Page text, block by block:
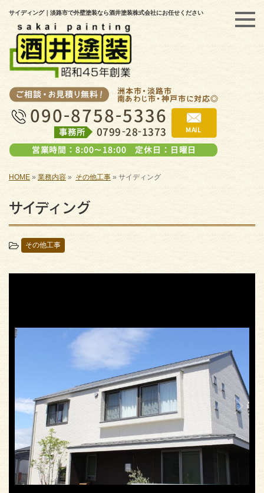
サイディング｜淡路市で外壁塗装なら酒井塗装株式会社にお任せください
HOME » 業務内容 » その他工事 » サイディング
サイディング
その他工事